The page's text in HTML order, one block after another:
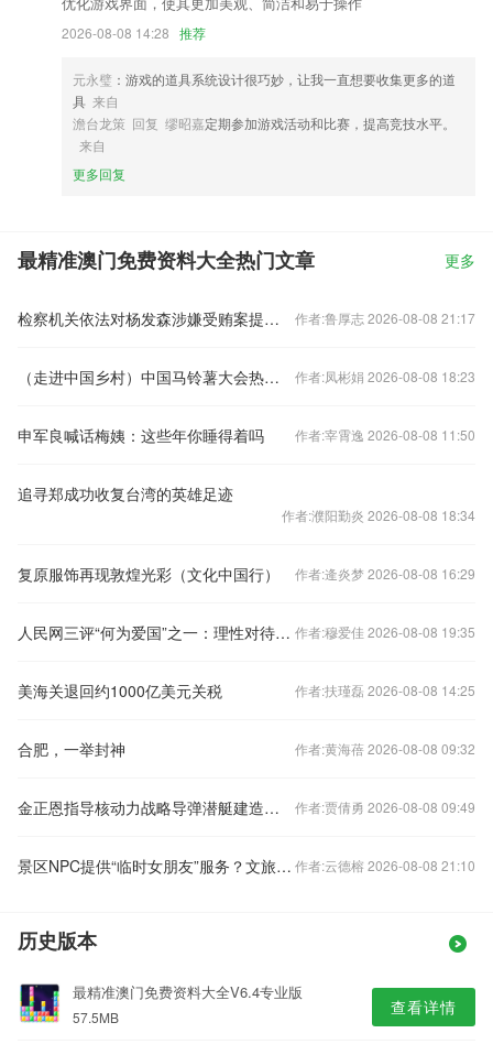
2026-08-08 14:28 推荐
元永璧 ：游戏的道具系统设计很巧妙，让我一直想要收集更多的道
具 来自
澹台龙策 回复 缪昭嘉定期参加游戏活动和比赛，提高竞技水平。
来自
更多回复
最精准澳门免费资料大全热门文章 更多
检察机关依法对杨发森涉嫌受贿案提起公诉 作者:鲁厚志 2026-08-08 21:17
（走进中国乡村）中国马铃薯大会热展河北围场小土豆撬动超35亿大产业 作者:凤彬娟 2026-08-08 18:23
申军良喊话梅姨：这些年你睡得着吗 作者:宰霄逸 2026-08-08 11:50
追寻郑成功收复台湾的英雄足迹
作者:濮阳勤炎 2026-08-08 18:34
复原服饰再现敦煌光彩（文化中国行） 作者:逄炎梦 2026-08-08 16:29
人民网三评“何为爱国”之一：理性对待“爱国”与“碍国”之争 作者:穆爱佳 2026-08-08 19:35
美海关退回约1000亿美元关税 作者:扶瑾磊 2026-08-08 14:25
合肥，一举封神 作者:黄海蓓 2026-08-08 09:32
金正恩指导核动力战略导弹潜艇建造工作 作者:贾倩勇 2026-08-08 09:49
景区NPC提供“临时女朋友”服务？文旅发展切莫“剑走偏锋” 作者:云德榕 2026-08-08 21:10
历史版本
最精准澳门免费资料大全V6.4专业版
57.5MB 查看详情